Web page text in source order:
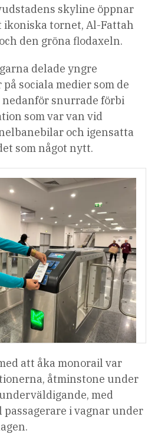
skyline öppnar
ikoniska tornet, Al-Fattah
den gröna flodaxeln.
delade yngre
sociala medier som de
snurrade förbi
som var van vid
och igensatta
som något nytt.
att åka monorail var
åtminstone under
med
i vagnar under